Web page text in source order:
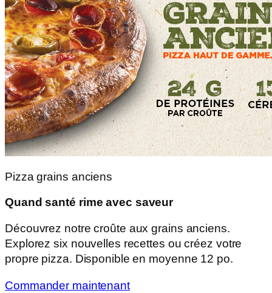
Pizza grains anciens
Quand santé rime avec saveur
Découvrez notre croûte aux grains anciens.
Explorez six nouvelles recettes ou créez votre
propre pizza. Disponible en moyenne 12 po.
Commander maintenant